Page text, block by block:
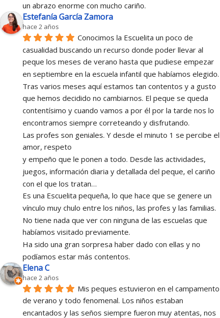
un abrazo enorme con mucho cariño.
Estefanía García Zamora
hace 2 años
Conocimos la Escuelita un poco de
casualidad buscando un recurso donde poder llevar al
peque los meses de verano hasta que pudiese empezar
en septiembre en la escuela infantil que habíamos elegido.
Tras varios meses aquí estamos tan contentos y a gusto
que hemos decidido no cambiarnos. El peque se queda
contentísimo y cuando vamos a por él por la tarde nos lo
encontramos siempre correteando y disfrutando.
Las profes son geniales. Y desde el minuto 1 se percibe el
amor, respeto
y empeño que le ponen a todo. Desde las actividades,
juegos, información diaria y detallada del peque, el cariño
con el que los tratan…
Es una Escuelita pequeña, lo que hace que se genere un
vínculo muy chulo entre los niños, las profes y las familias.
No tiene nada que ver con ninguna de las escuelas que
habíamos visitado previamente.
Ha sido una gran sorpresa haber dado con ellas y no
podíamos estar más contentos.
Elena C
hace 2 años
Mis peques estuvieron en el campamento
de verano y todo fenomenal. Los niños estaban
encantados y las seños siempre fueron muy atentas, nos